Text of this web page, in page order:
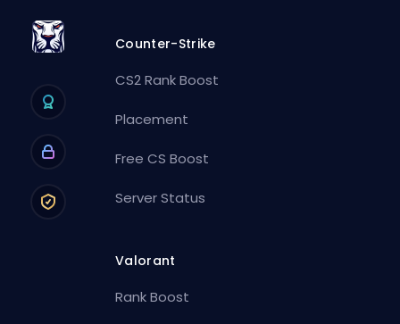
Counter-Strike
CS2 Rank Boost
Placement
Free CS Boost
Server Status
Valorant
Rank Boost